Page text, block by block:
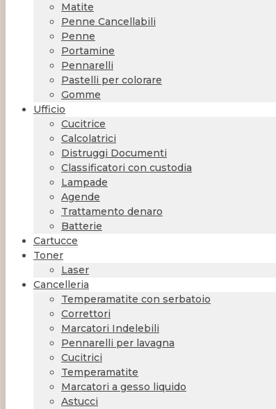
Matite
Penne Cancellabili
Penne
Portamine
Pennarelli
Pastelli per colorare
Gomme
Ufficio
Cucitrice
Calcolatrici
Distruggi Documenti
Classificatori con custodia
Lampade
Agende
Trattamento denaro
Batterie
Cartucce
Toner
Laser
Cancelleria
Temperamatite con serbatoio
Correttori
Marcatori Indelebili
Pennarelli per lavagna
Cucitrici
Temperamatite
Marcatori a gesso liquido
Astucci